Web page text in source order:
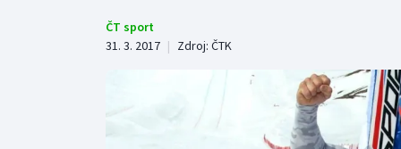
Cyklistika
Boby a skeleton
Box
ČT sport
31. 3. 2017 | Zdroj: ČTK